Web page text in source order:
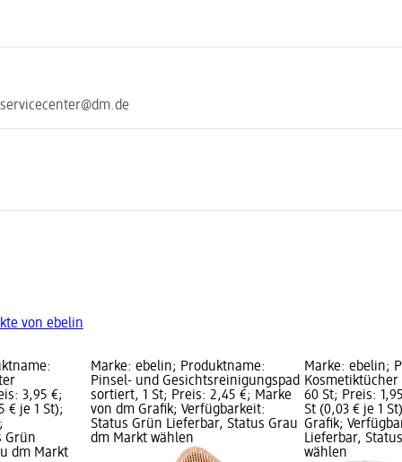
von ebelin
3,95 €;
€ je 1 St);
Grün
dm Markt
Marke: ebelin; Produktname:
Pinsel- und Gesichtsreinigungspad
sortiert, 1 St; Preis: 2,45 €; Marke
von dm Grafik; Verfügbarkeit:
Status Grün Lieferbar, Status Grau
dm Markt wählen
Marke: ebelin;
60 St; Preis:
St (0,03 € je 1
Grafik;
Lieferbar,
wählen